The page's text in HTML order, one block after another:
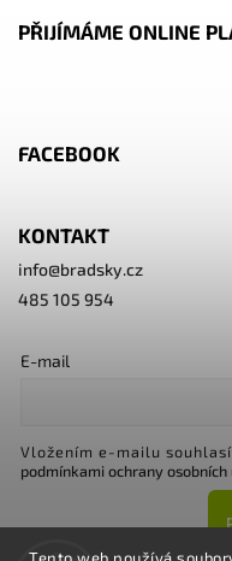
PŘIJÍMÁME ONLINE
FACEBOOK
KONTAKT
info@bradsky.cz
485 105 954
E-mail
Vložením e-mailu
podmínkami ochrany osobních